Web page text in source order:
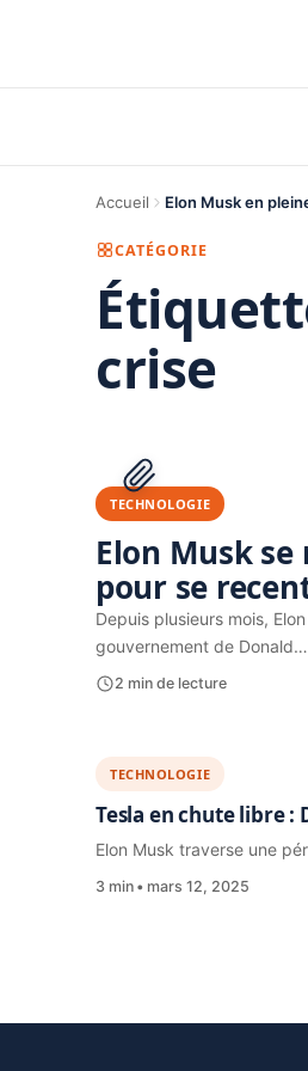
Accueil Elon Musk en
CATÉGORIE
crise
TECHNOLOGIE
Elon Musk
pour se
Depuis plusieurs mois,
gouvernement de Donald…
2 min de lecture
TECHNOLOGIE
Tesla en chute libre :
Elon Musk traverse une
3 min mars 12, 2025